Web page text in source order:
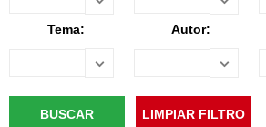
Tema: Autor: